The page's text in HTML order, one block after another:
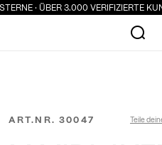
· ÜBER 3.000 VERIFIZIERTE
ART.NR. 30047 Teile